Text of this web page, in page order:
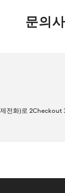
문의
전화)로 2Checkout